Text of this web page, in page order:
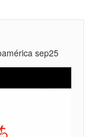
sep25